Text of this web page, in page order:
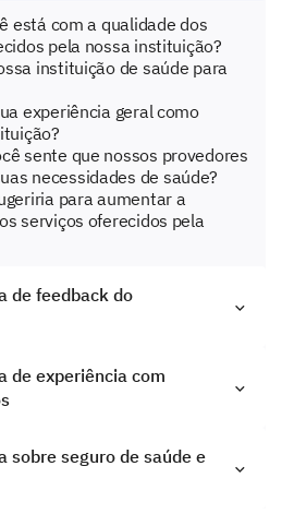
está com a qualidade dos
pela nossa instituição?
instituição de saúde para
experiência geral como
sente que nossos provedores
necessidades de saúde?
para aumentar a
serviços oferecidos pela
de feedback do
de experiência com
sobre seguro de saúde e